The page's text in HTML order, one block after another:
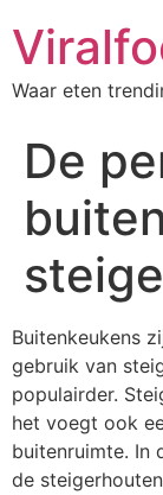
Waar eten
De
Buitenkeukens
gebruik van
populairder.
het voegt ook
buitenruimte. In
de